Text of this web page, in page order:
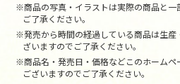
※商品の写真・イラストは実際の商品と一
ご了承ください。
※発売から時間の経過している商品は生産
ざいますのでご了承ください。
※商品名・発売日・価格などこのホームペ
ございますのでご了承ください。